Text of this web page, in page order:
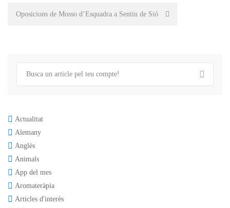
navigation
Oposicions de Mosso d’Esquadra a Sentiu de Sió
Actualitat
Alemany
Anglès
Animals
App del mes
Aromateràpia
Articles d'interès